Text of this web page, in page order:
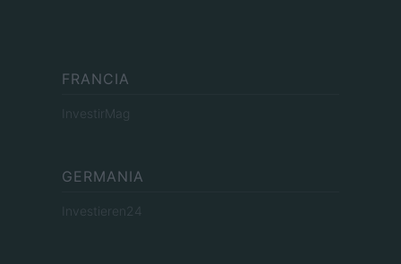
FRANCIA
InvestirMag
GERMANIA
Investieren24